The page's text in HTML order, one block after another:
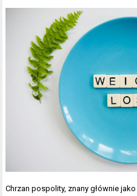
Chrzan pospolity, znany głównie